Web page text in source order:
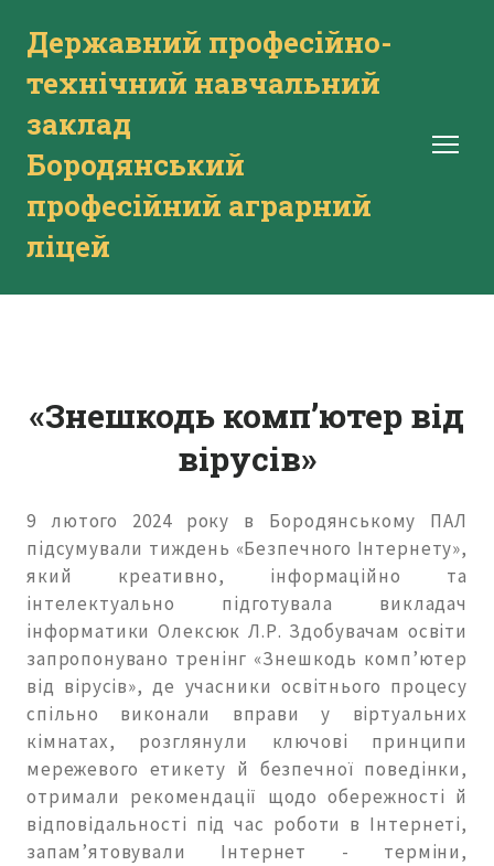
Державний професійно-
технічний навчальний
заклад
Бородянський
професійний аграрний
ліцей
«Знешкодь комп’ютер від
вірусів»
9 лютого 2024 року в Бородянському ПАЛ
підсумували тиждень «Безпечного Інтернету»,
який креативно, інформаційно та
інтелектуально підготувала викладач
інформатики Олексюк Л.Р. Здобувачам освіти
запропонувано тренінг «Знешкодь комп’ютер
від вірусів», де учасники освітнього процесу
спільно виконали вправи у віртуальних
кімнатах, розглянули ключові принципи
мережевого етикету й безпечної поведінки,
отримали рекомендації щодо обережності й
відповідальності під час роботи в Інтернеті,
запам’ятовували Інтернет - терміни,